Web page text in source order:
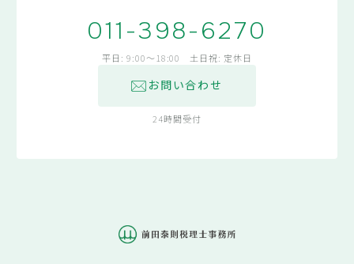
011-398-6270
平日: 9:00～18:00 土日祝: 定休日
お問い合わせ
24時間受付